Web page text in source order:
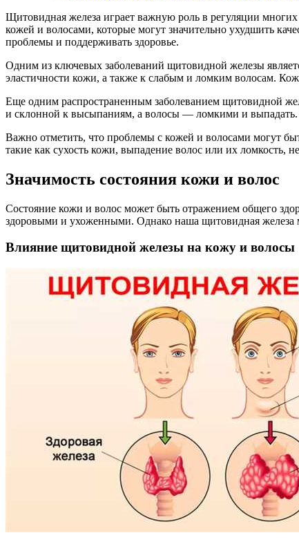
Щитовидная железа играет важную роль в регуляции
кожей и волосами, которые могут значительно ухудшить
проблемы и поддерживать здоровье.
Одним из ключевых заболеваний щитовидной железы
эластичности кожи, а также к слабым и ломким волосам.
Еще одним распространенным заболеванием щитовидной
и склонной к высыпаниям, а волосы — ломкими и выпадать.
Важно отметить, что проблемы с кожей и волосами могут
такие как сухость кожи, выпадение волос или их ломкость,
Значимость состояния кожи и волос
Состояние кожи и волос может быть отражением общего
здоровыми и ухоженными. Однако наша щитовидная железа
Влияние щитовидной железы на кожу и волосы